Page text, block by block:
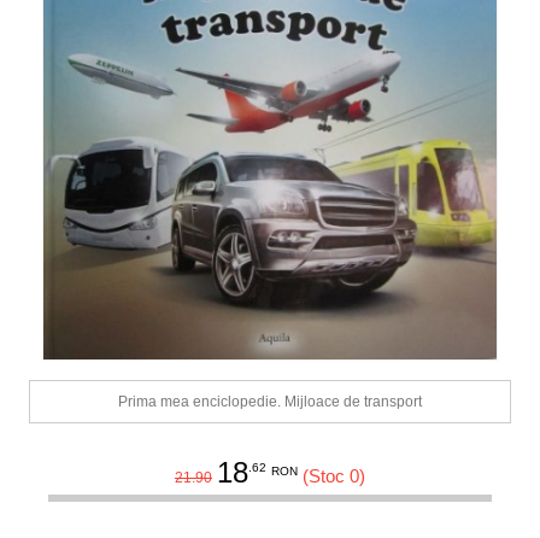
Prima mea enciclopedie. Mijloace de transport
21.90 18.62 RON (Stoc 0)